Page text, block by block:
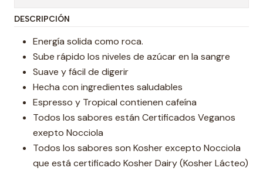
DESCRIPCIÓN
Energía solida como roca.
Sube rápido los niveles de azúcar en la sangre
Suave y fácil de digerir
Hecha con ingredientes saludables
Espresso y Tropical contienen cafeína
Todos los sabores están Certificados Veganos
exepto Nocciola
Todos los sabores son Kosher excepto Nocciola
que está certificado Kosher Dairy (Kosher Lácteo)